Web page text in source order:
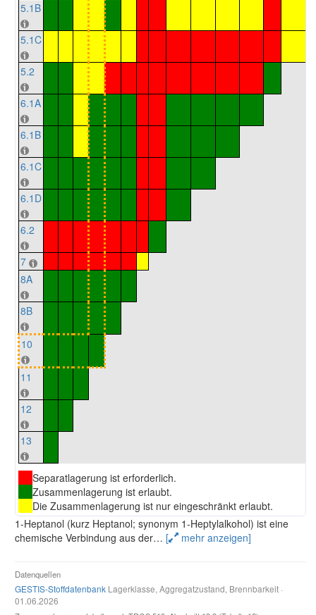
5.1B
5.1C
5.2
6.1A
6.1B
6.1C
6.1D
6.2
7
8A
8B
10
11
12
13
Separatlagerung ist erforderlich.
Zusammenlagerung ist erlaubt.
Die Zusammenlagerung ist nur eingeschränkt erlaubt.
1-Heptanol (kurz Heptanol; synonym 1-Heptylalkohol) ist eine
chemische Verbindung aus der… [ mehr anzeigen]
Datenquellen
GESTIS-Stoffdatenbank Lagerklasse, Aggregatzustand, Brennbarkeit ·
01.06.2026